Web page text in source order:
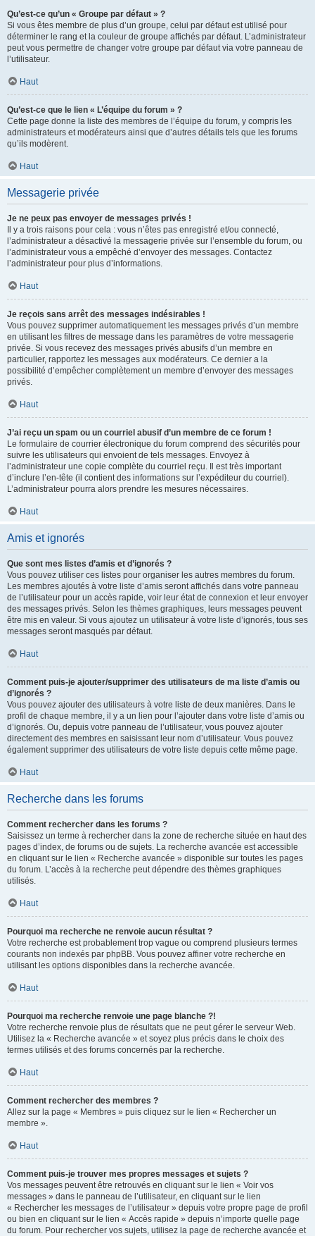
Qu’est-ce qu’un « Groupe par défaut » ?
Si vous êtes membre de plus d’un groupe, celui par défaut est utilisé pour
déterminer le rang et la couleur de groupe affichés par défaut. L’administrateur
peut vous permettre de changer votre groupe par défaut via votre panneau de
l’utilisateur.
Haut
Qu’est-ce que le lien « L’équipe du forum » ?
Cette page donne la liste des membres de l’équipe du forum, y compris les
administrateurs et modérateurs ainsi que d’autres détails tels que les forums
qu’ils modèrent.
Haut
Messagerie privée
Je ne peux pas envoyer de messages privés !
Il y a trois raisons pour cela : vous n’êtes pas enregistré et/ou connecté,
l’administrateur a désactivé la messagerie privée sur l’ensemble du forum, ou
l’administrateur vous a empêché d’envoyer des messages. Contactez
l’administrateur pour plus d’informations.
Haut
Je reçois sans arrêt des messages indésirables !
Vous pouvez supprimer automatiquement les messages privés d’un membre
en utilisant les filtres de message dans les paramètres de votre messagerie
privée. Si vous recevez des messages privés abusifs d’un membre en
particulier, rapportez les messages aux modérateurs. Ce dernier a la
possibilité d’empêcher complètement un membre d’envoyer des messages
privés.
Haut
J’ai reçu un spam ou un courriel abusif d’un membre de ce forum !
Le formulaire de courrier électronique du forum comprend des sécurités pour
suivre les utilisateurs qui envoient de tels messages. Envoyez à
l’administrateur une copie complète du courriel reçu. Il est très important
d’inclure l’en-tête (il contient des informations sur l’expéditeur du courriel).
L’administrateur pourra alors prendre les mesures nécessaires.
Haut
Amis et ignorés
Que sont mes listes d’amis et d’ignorés ?
Vous pouvez utiliser ces listes pour organiser les autres membres du forum.
Les membres ajoutés à votre liste d’amis seront affichés dans votre panneau
de l’utilisateur pour un accès rapide, voir leur état de connexion et leur envoyer
des messages privés. Selon les thèmes graphiques, leurs messages peuvent
être mis en valeur. Si vous ajoutez un utilisateur à votre liste d’ignorés, tous ses
messages seront masqués par défaut.
Haut
Comment puis-je ajouter/supprimer des utilisateurs de ma liste d’amis ou
d’ignorés ?
Vous pouvez ajouter des utilisateurs à votre liste de deux manières. Dans le
profil de chaque membre, il y a un lien pour l’ajouter dans votre liste d’amis ou
d’ignorés. Ou, depuis votre panneau de l’utilisateur, vous pouvez ajouter
directement des membres en saisissant leur nom d’utilisateur. Vous pouvez
également supprimer des utilisateurs de votre liste depuis cette même page.
Haut
Recherche dans les forums
Comment rechercher dans les forums ?
Saisissez un terme à rechercher dans la zone de recherche située en haut des
pages d’index, de forums ou de sujets. La recherche avancée est accessible
en cliquant sur le lien « Recherche avancée » disponible sur toutes les pages
du forum. L’accès à la recherche peut dépendre des thèmes graphiques
utilisés.
Haut
Pourquoi ma recherche ne renvoie aucun résultat ?
Votre recherche est probablement trop vague ou comprend plusieurs termes
courants non indexés par phpBB. Vous pouvez affiner votre recherche en
utilisant les options disponibles dans la recherche avancée.
Haut
Pourquoi ma recherche renvoie une page blanche ?!
Votre recherche renvoie plus de résultats que ne peut gérer le serveur Web.
Utilisez la « Recherche avancée » et soyez plus précis dans le choix des
termes utilisés et des forums concernés par la recherche.
Haut
Comment rechercher des membres ?
Allez sur la page « Membres » puis cliquez sur le lien « Rechercher un
membre ».
Haut
Comment puis-je trouver mes propres messages et sujets ?
Vos messages peuvent être retrouvés en cliquant sur le lien « Voir vos
messages » dans le panneau de l’utilisateur, en cliquant sur le lien
« Rechercher les messages de l’utilisateur » depuis votre propre page de profil
ou bien en cliquant sur le lien « Accès rapide » depuis n’importe quelle page
du forum. Pour rechercher vos sujets, utilisez la page de recherche avancée et